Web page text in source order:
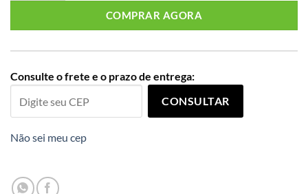
COMPRAR AGORA
Consulte o frete e o prazo de entrega:
CONSULTAR
Não sei meu cep